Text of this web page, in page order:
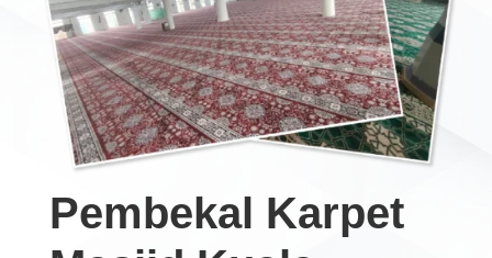
Pembekal Karpet